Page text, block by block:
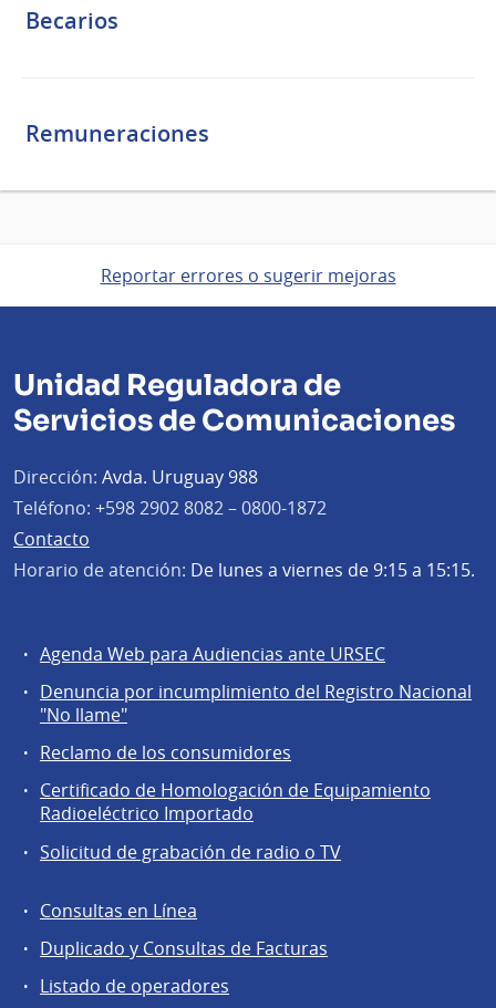
Becarios
Remuneraciones
Reportar errores o sugerir mejoras
Unidad Reguladora de
Servicios de Comunicaciones
Dirección: Avda. Uruguay 988
Teléfono: +598 2902 8082 – 0800-1872
Contacto
Horario de atención: De lunes a viernes de 9:15 a 15:15.
Servicios
comunidad
Agenda Web para Audiencias ante URSEC
Denuncia por incumplimiento del Registro Nacional
"No llame"
Reclamo de los consumidores
Certificado de Homologación de Equipamiento
Radioeléctrico Importado
Solicitud de grabación de radio o TV
Agentes
regulados
Consultas en Línea
Duplicado y Consultas de Facturas
Listado de operadores